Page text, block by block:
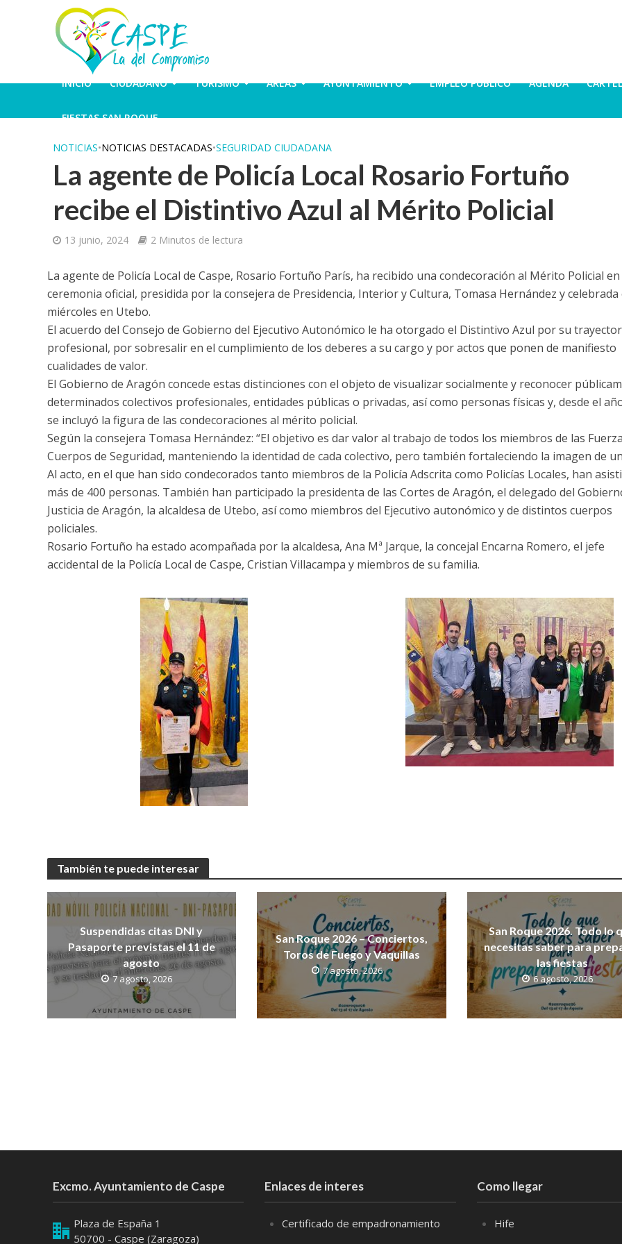
INICIO CIUDADANO TURISMO ÁREAS AYUNTAMIENTO EMPLEO PÚBLICO AGENDA
FIESTAS SAN ROQUE
NOTICIAS•NOTICIAS DESTACADAS•SEGURIDAD CIUDADANA
La agente de Policía Local Rosario Fortuño
recibe el Distintivo Azul al Mérito Policial
13 junio, 2024 2 Minutos de lectura
La agente de Policía Local de Caspe, Rosario Fortuño París, ha recibido una condecoración al Mérito Policial en
ceremonia oficial, presidida por la consejera de Presidencia, Interior y Cultura, Tomasa Hernández y celebrada
miércoles en Utebo.
El acuerdo del Consejo de Gobierno del Ejecutivo Autonómico le ha otorgado el Distintivo Azul por su
profesional, por sobresalir en el cumplimiento de los deberes a su cargo y por actos que ponen de manifiesto
cualidades de valor.
El Gobierno de Aragón concede estas distinciones con el objeto de visualizar socialmente y reconocer
determinados colectivos profesionales, entidades públicas o privadas, así como personas físicas y, desde el
se incluyó la figura de las condecoraciones al mérito policial.
Según la consejera Tomasa Hernández: “El objetivo es dar valor al trabajo de todos los miembros de las
Cuerpos de Seguridad, manteniendo la identidad de cada colectivo, pero también fortaleciendo la imagen de
Al acto, en el que han sido condecorados tanto miembros de la Policía Adscrita como Policías Locales, han
más de 400 personas. También han participado la presidenta de las Cortes de Aragón, el delegado del
Justicia de Aragón, la alcaldesa de Utebo, así como miembros del Ejecutivo autonómico y de distintos cuerpos
policiales.
Rosario Fortuño ha estado acompañada por la alcaldesa, Ana Mª Jarque, la concejal Encarna Romero, el jefe
accidental de la Policía Local de Caspe, Cristian Villacampa y miembros de su familia.
También te puede interesar
Suspendidas citas DNI y
Pasaporte previstas el 11 de
agosto
7 agosto, 2026
San Roque 2026 – Conciertos,
Toros de Fuego y Vaquillas
7 agosto, 2026
San Roque 2026. Todo lo
necesitas saber para
las fiestas
6 agosto, 2026
Excmo. Ayuntamiento de Caspe
Plaza de España 1
50700 - Caspe (Zaragoza)
Enlaces de interes
Certificado de empadronamiento
Como llegar
Hife